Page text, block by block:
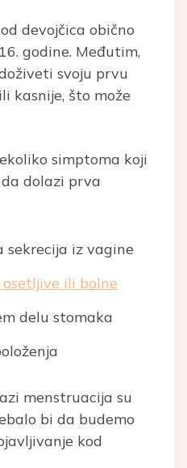
devojčica obično
godine. Međutim,
svoju prvu
kasnije, što može
simptoma koji
dolazi prva
sekrecija iz vagine
ili bolne
delu stomaka
menstruacija su
bi da budemo
kod